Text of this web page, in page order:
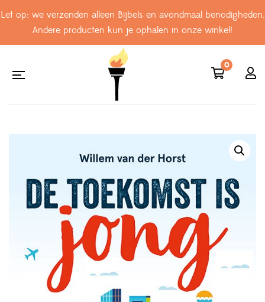
Let op: we verzenden alleen Bijbels en avondmaal benodigheden.
Andere producten kun je ophalen in onze winkel!
0